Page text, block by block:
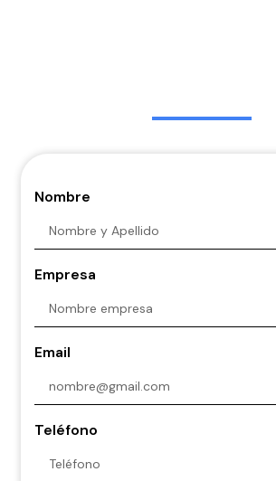
Nombre
Empresa
Email
Teléfono